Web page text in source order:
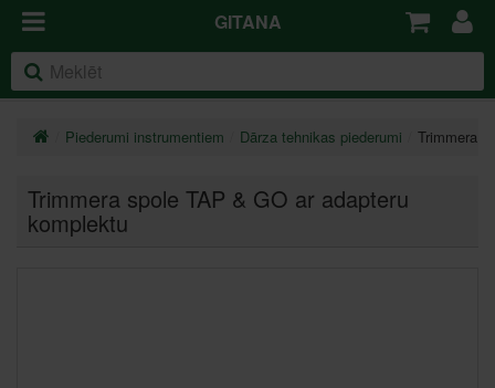
GITANA
Piederumi instrumentiem Dārza tehnikas piederumi Trimmera
Trimmera spole TAP & GO ar adapteru
komplektu